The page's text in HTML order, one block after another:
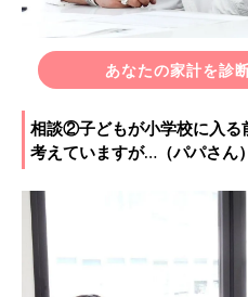
あなたの家計を診
相談②子どもが小学校に入る
考えていますが…（パパさん）